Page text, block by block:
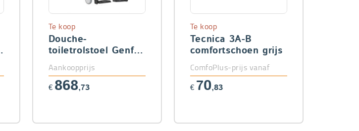
Douche-
toiletrolstoel Genf
Te koop
Aankoopprijs
€ 868,73
Tecnica 3A-B
comfortschoen grijs
Te koop
ComfoPlus-prijs vanaf
€ 70,83